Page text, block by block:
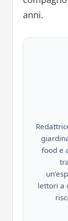
anni.
food e
lettori a